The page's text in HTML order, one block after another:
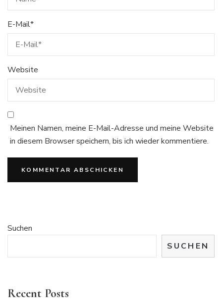
E-Mail*
Website
Meinen Namen, meine E-Mail-Adresse und meine Website
in diesem Browser speichern, bis ich wieder kommentiere.
Suchen
SUCHEN
Recent Posts